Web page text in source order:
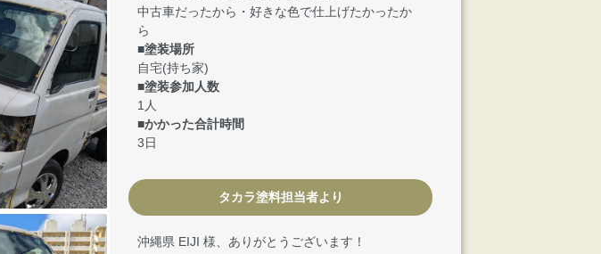
中古車だったから・好きな色で仕上げたかったか
ら
■塗装場所
自宅(持ち家)
■塗装参加人数
1人
■かかった合計時間
3日
タカラ塗料担当者より
沖縄県 EIJI 様、ありがとうございます！